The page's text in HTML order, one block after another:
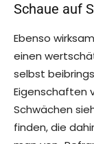
Schaue auf
Ebenso
einen
selbst
Eigenschaften
Schwächen
finden, die